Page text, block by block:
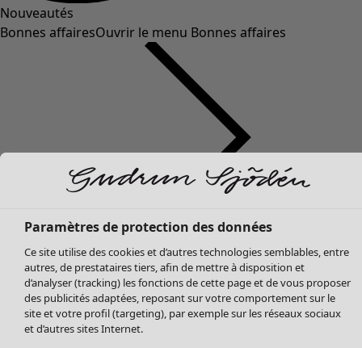
Nouveautés
Bonnes affairesOuvrir le menu Bonnes affaires
Tous les vêtements
Robes
Tuniques
Blouses
Paramètres de protection des données
Ce site utilise des cookies et d’autres technologies semblables, entre
autres, de prestataires tiers, afin de mettre à disposition et
d’analyser (tracking) les fonctions de cette page et de vous proposer
des publicités adaptées, reposant sur votre comportement sur le
site et votre profil (targeting), par exemple sur les réseaux sociaux
et d’autres sites Internet.